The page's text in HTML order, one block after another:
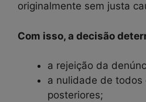
originalmente sem justa
Com isso, a decisão
a rejeição da
a nulidade de todos
posteriores;